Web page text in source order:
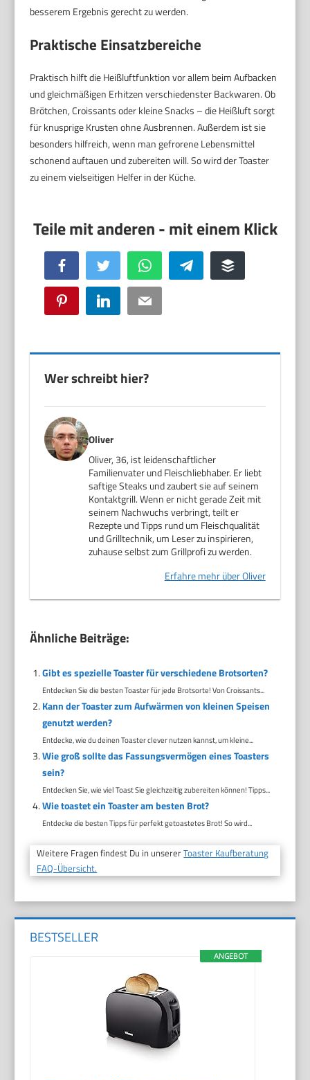
besserem Ergebnis gerecht zu werden.
Praktische Einsatzbereiche
Praktisch hilft die Heißluftfunktion vor allem beim Aufbacken
und gleichmäßigen Erhitzen verschiedenster Backwaren. Ob
Brötchen, Croissants oder kleine Snacks – die Heißluft sorgt
für knusprige Krusten ohne Ausbrennen. Außerdem ist sie
besonders hilfreich, wenn man gefrorene Lebensmittel
schonend auftauen und zubereiten will. So wird der Toaster
zu einem vielseitigen Helfer in der Küche.
Facebook Twitter WhatsApp Telegram Buffer
Pinterest LinkedIn Email
Wer schreibt hier?
Oliver
Oliver, 36, ist leidenschaftlicher
Familienvater und Fleischliebhaber. Er liebt
saftige Steaks und zaubert sie auf seinem
Kontaktgrill. Wenn er nicht gerade Zeit mit
seinem Nachwuchs verbringt, teilt er
Rezepte und Tipps rund um Fleischqualität
und Grilltechnik, um Leser zu inspirieren,
zuhause selbst zum Grillprofi zu werden.
Erfahre mehr über Oliver
Ähnliche Beiträge:
Gibt es spezielle Toaster für verschiedene Brotsorten?
Entdecken Sie die besten Toaster für jede Brotsorte! Von Croissants...
Kann der Toaster zum Aufwärmen von kleinen Speisen
genutzt werden?
Entdecke, wie du deinen Toaster clever nutzen kannst, um kleine...
Wie groß sollte das Fassungsvermögen eines Toasters
sein?
Entdecken Sie, wie viel Toast Sie gleichzeitig zubereiten können! Tipps...
Wie toastet ein Toaster am besten Brot?
Entdecke die besten Tipps für perfekt getoastetes Brot! So wird...
Weitere Fragen findest Du in unsererToaster Kaufberatung
FAQ-Übersicht.
BESTSELLER
ANGEBOT